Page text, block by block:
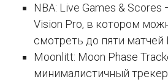
NBA: Live Games &
Vision Pro, в котором
смотреть до пяти матчей
Moonlitt: Moon Phase
минималистичный